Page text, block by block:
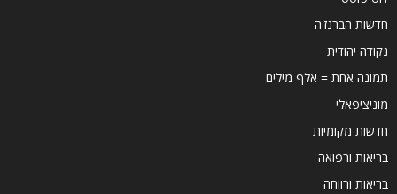
חדשות הברנז'ה
נקודה יהודית
תמונה אחת = אלף מילים
מוניציפאלי
חדשות מקומיות
בריאות ורפואה
בריאות ורווחה